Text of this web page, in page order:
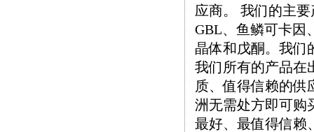
应商。 我们的主要
GBL、鱼鳞可卡因
晶体和戊酮。我们
我们所有的产品在
质、值得信赖的
洲无需处方即可购
最好、最值得信赖